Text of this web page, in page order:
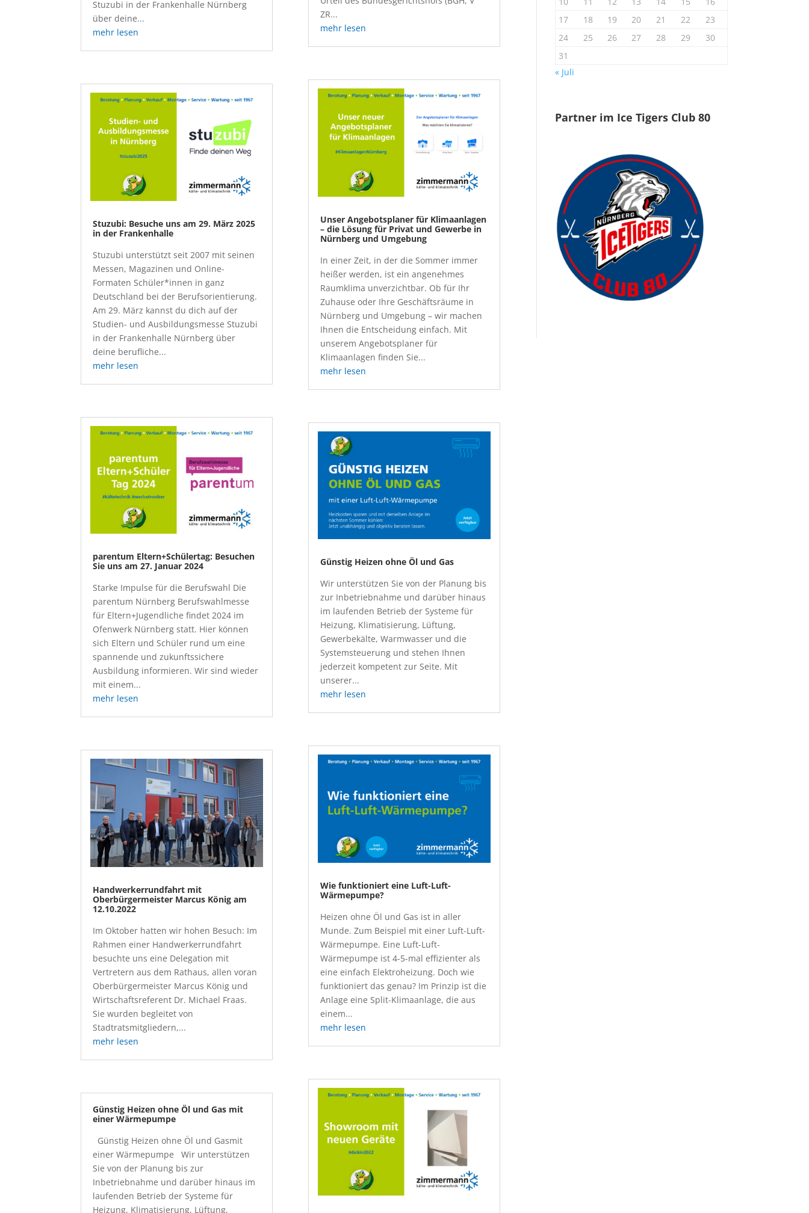
Stuzubi in der Frankenhalle Nürnberg
über deine...
mehr lesen
Stuzubi: Besuche uns am 29. März 2025
in der Frankenhalle
Stuzubi unterstützt seit 2007 mit seinen
Messen, Magazinen und Online-
Formaten Schüler*innen in ganz
Deutschland bei der Berufsorientierung.
Am 29. März kannst du dich auf der
Studien- und Ausbildungsmesse Stuzubi
in der Frankenhalle Nürnberg über
deine berufliche...
mehr lesen
parentum Eltern+Schülertag: Besuchen
Sie uns am 27. Januar 2024
Starke Impulse für die Berufswahl Die
parentum Nürnberg Berufswahlmesse
für Eltern+Jugendliche findet 2024 im
Ofenwerk Nürnberg statt. Hier können
sich Eltern und Schüler rund um eine
spannende und zukunftssichere
Ausbildung informieren. Wir sind wieder
mit einem...
mehr lesen
Handwerkerrundfahrt mit
Oberbürgermeister Marcus König am
12.10.2022
Im Oktober hatten wir hohen Besuch: Im
Rahmen einer Handwerkerrundfahrt
besuchte uns eine Delegation mit
Vertretern aus dem Rathaus, allen voran
Oberbürgermeister Marcus König und
Wirtschaftsreferent Dr. Michael Fraas.
Sie wurden begleitet von
Stadtratsmitgliedern,...
mehr lesen
Günstig Heizen ohne Öl und Gas mit
einer Wärmepumpe
Günstig Heizen ohne Öl und Gasmit
einer Wärmepumpe Wir unterstützen
Sie von der Planung bis zur
Inbetriebnahme und darüber hinaus im
laufenden Betrieb der Systeme für
Heizung, Klimatisierung, Lüftung,
ZR...
mehr lesen
Unser Angebotsplaner für Klimaanlagen
– die Lösung für Privat und Gewerbe in
Nürnberg und Umgebung
In einer Zeit, in der die Sommer immer
heißer werden, ist ein angenehmes
Raumklima unverzichtbar. Ob für Ihr
Zuhause oder Ihre Geschäftsräume in
Nürnberg und Umgebung – wir machen
Ihnen die Entscheidung einfach. Mit
unserem Angebotsplaner für
Klimaanlagen finden Sie...
mehr lesen
Günstig Heizen ohne Öl und Gas
Wir unterstützen Sie von der Planung bis
zur Inbetriebnahme und darüber hinaus
im laufenden Betrieb der Systeme für
Heizung, Klimatisierung, Lüftung,
Gewerbekälte, Warmwasser und die
Systemsteuerung und stehen Ihnen
jederzeit kompetent zur Seite. Mit
unserer...
mehr lesen
Wie funktioniert eine Luft-Luft-
Wärmepumpe?
Heizen ohne Öl und Gas ist in aller
Munde. Zum Beispiel mit einer Luft-Luft-
Wärmepumpe. Eine Luft-Luft-
Wärmepumpe ist 4-5-mal effizienter als
eine einfach Elektroheizung. Doch wie
funktioniert das genau? Im Prinzip ist die
Anlage eine Split-Klimaanlage, die aus
einem...
mehr lesen
17
18 19 20 21 22
23
24
25 26 27 28 29
30
31
« Juli
Partner im Ice Tigers Club 80